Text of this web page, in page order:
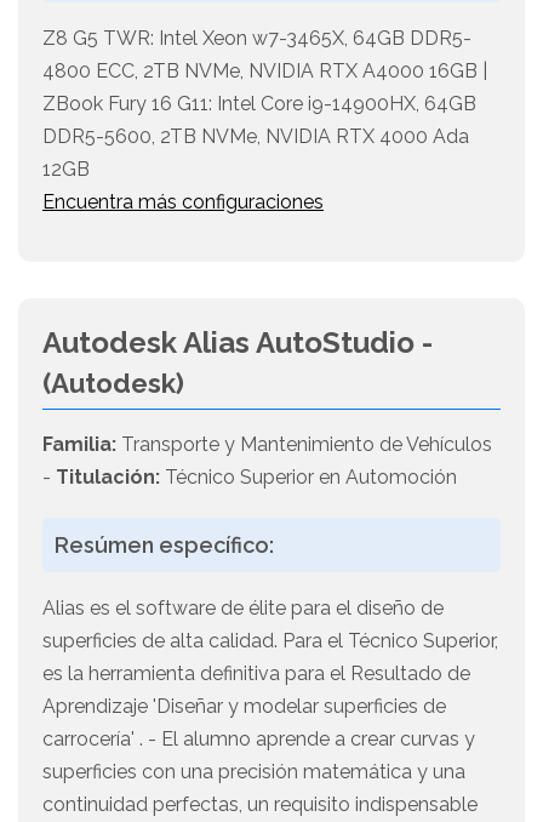
Z8 G5 TWR: Intel Xeon w7-3465X, 64GB DDR5-
4800 ECC, 2TB NVMe, NVIDIA RTX A4000 16GB |
ZBook Fury 16 G11: Intel Core i9-14900HX, 64GB
DDR5-5600, 2TB NVMe, NVIDIA RTX 4000 Ada
12GB
Encuentra más configuraciones
Autodesk Alias AutoStudio -
(Autodesk)
Familia: Transporte y Mantenimiento de Vehículos
- Titulación: Técnico Superior en Automoción
Resúmen específico:
Alias es el software de élite para el diseño de
superficies de alta calidad. Para el Técnico Superior,
es la herramienta definitiva para el Resultado de
Aprendizaje 'Diseñar y modelar superficies de
carrocería' . - El alumno aprende a crear curvas y
superficies con una precisión matemática y una
continuidad perfectas, un requisito indispensable